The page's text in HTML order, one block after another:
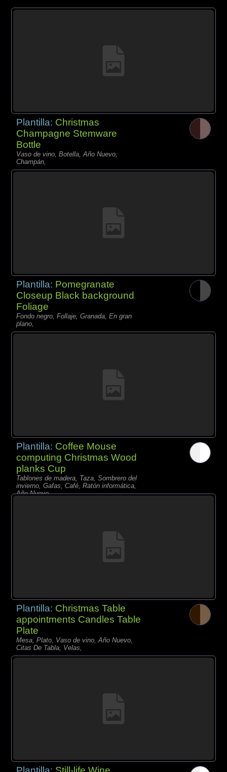
Plantilla: Christmas
Champagne Stemware
Bottle
Vaso de vino, Botella, Año Nuevo,
Champán,
Plantilla: Pomegranate
Closeup Black background
Foliage
Fondo negro, Follaje, Granada, En gran
plano,
Plantilla: Coffee Mouse
computing Christmas Wood
planks Cup
Tablones de madera, Taza, Sombrero del
invierno, Gafas, Café, Ratón informática,
Año Nuevo,
Plantilla: Christmas Table
appointments Candles Table
Plate
Mesa, Plato, Vaso de vino, Año Nuevo,
Citas De Tabla, Velas,